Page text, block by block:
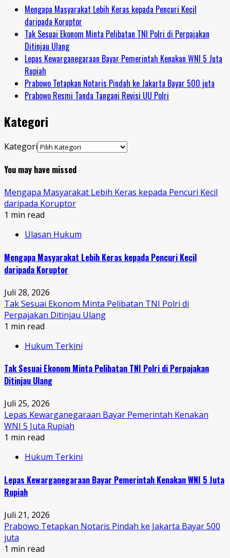
Mengapa Masyarakat Lebih Keras kepada Pencuri Kecil
daripada Koruptor
Tak Sesuai Ekonom Minta Pelibatan TNI Polri di Perpajakan
Ditinjau Ulang
Lepas Kewarganegaraan Bayar Pemerintah Kenakan WNI 5 Juta
Rupiah
Prabowo Tetapkan Notaris Pindah ke Jakarta Bayar 500 juta
Prabowo Resmi Tanda Tangani Revisi UU Polri
Kategori
Kategori
You may have missed
Mengapa Masyarakat Lebih Keras kepada Pencuri Kecil
daripada Koruptor
1 min read
Ulasan Hukum
Mengapa Masyarakat Lebih Keras kepada Pencuri Kecil
daripada Koruptor
Juli 28, 2026
Tak Sesuai Ekonom Minta Pelibatan TNI Polri di
Perpajakan Ditinjau Ulang
1 min read
Hukum Terkini
Tak Sesuai Ekonom Minta Pelibatan TNI Polri di Perpajakan
Ditinjau Ulang
Juli 25, 2026
Lepas Kewarganegaraan Bayar Pemerintah Kenakan
WNI 5 Juta Rupiah
1 min read
Hukum Terkini
Lepas Kewarganegaraan Bayar Pemerintah Kenakan WNI 5 Juta
Rupiah
Juli 21, 2026
Prabowo Tetapkan Notaris Pindah ke Jakarta Bayar 500
juta
1 min read